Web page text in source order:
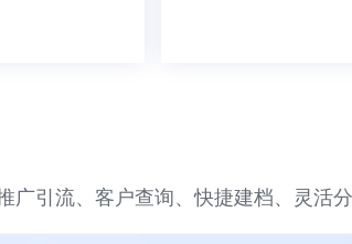
广引流、客户查询、快捷建档、灵活